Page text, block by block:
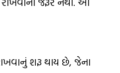
શરૂ થાય છે, જેના